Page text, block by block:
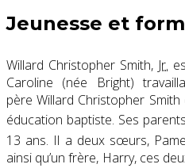
Jeunesse et
Willard Christopher Smith, Jr.
Caroline (née
Bright)
pèreWillard Christopher Smith
éducation baptiste. Ses
13 ans. Il a deux sœurs,
ainsi qu’un frère, Harry, ces